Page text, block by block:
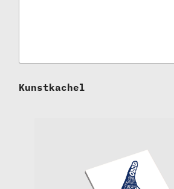
Kunstkachel